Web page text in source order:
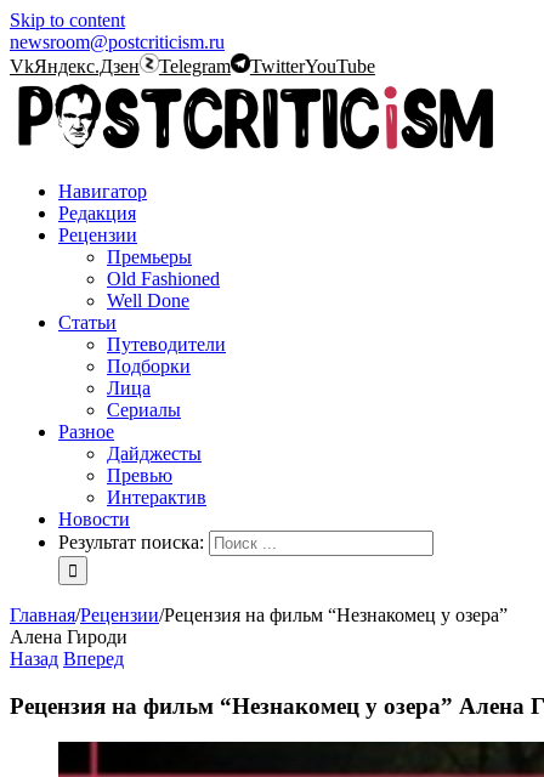
Skip to content
newsroom@postcriticism.ru
VkЯндекс.Дзен Telegram TwitterYouTube
Навигатор
Редакция
Рецензии
Премьеры
Old Fashioned
Well Done
Статьи
Путеводители
Подборки
Лица
Сериалы
Разное
Дайджесты
Превью
Интерактив
Новости
Результат поиска:
Главная/Рецензии/Рецензия на фильм “Незнакомец у озера”
Алена Гироди
Назад Вперед
Рецензия на фильм “Незнакомец у озера” Алена